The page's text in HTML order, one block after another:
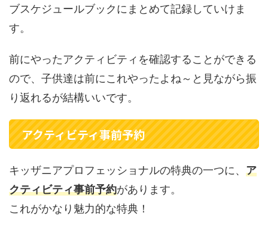
ブスケジュールブックにまとめて記録していけま
す。
前にやったアクティビティを確認することができる
ので、子供達は前にこれやったよね～と見ながら振
り返れるが結構いいです。
アクティビティ事前予約
キッザニアプロフェッショナルの特典の一つに、 ア
クティビティ事前予約があります。
これがかなり魅力的な特典！